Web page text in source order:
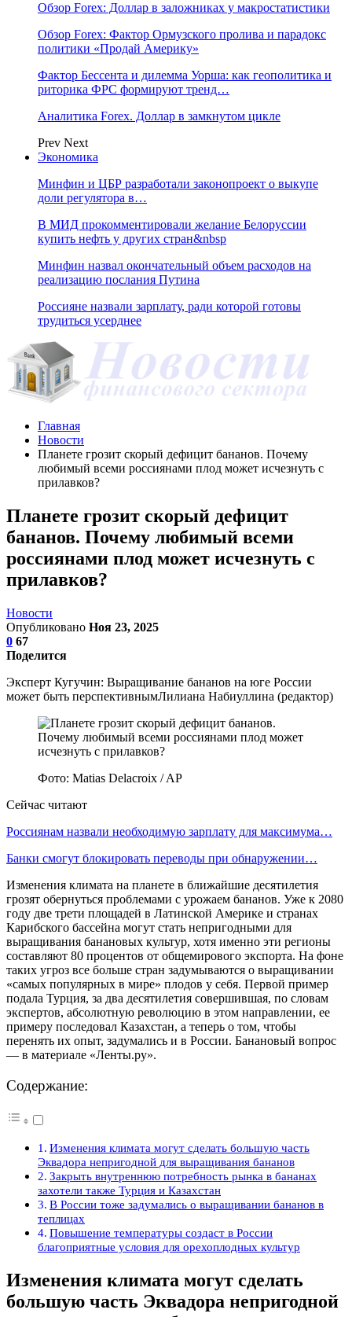
Обзор Forex: Доллар в заложниках у макростатистики
Обзор Forex: Фактор Ормузского пролива и парадокс
политики «Продай Америку»
Фактор Бессента и дилемма Уорша: как геополитика и
риторика ФРС формируют тренд…
Аналитика Forex. Доллар в замкнутом цикле
Prev Next
Экономика
Минфин и ЦБР разработали законопроект о выкупе
доли регулятора в…
В МИД прокомментировали желание Белоруссии
купить нефть у других стран&nbsp
Минфин назвал окончательный объем расходов на
реализацию послания Путина
Россияне назвали зарплату, ради которой готовы
трудиться усерднее
Главная
Новости
Планете грозит скорый дефицит бананов. Почему
любимый всеми россиянами плод может исчезнуть с
прилавков?
Планете грозит скорый дефицит
бананов. Почему любимый всеми
россиянами плод может исчезнуть с
прилавков?
Новости
Опубликовано Ноя 23, 2025
0 67
Поделится
Эксперт Кугучин: Выращивание бананов на юге России
может быть перспективнымЛилиана Набиуллина (редактор)
Фото: Matias Delacroix / AP
Сейчас читают
Россиянам назвали необходимую зарплату для максимума…
Банки смогут блокировать переводы при обнаружении…
Изменения климата на планете в ближайшие десятилетия
грозят обернуться проблемами с урожаем бананов. Уже к 2080
году две трети площадей в Латинской Америке и странах
Карибского бассейна могут стать непригодными для
выращивания банановых культур, хотя именно эти регионы
составляют 80 процентов от общемирового экспорта. На фоне
таких угроз все больше стран задумываются о выращивании
«самых популярных в мире» плодов у себя. Первой пример
подала Турция, за два десятилетия совершившая, по словам
экспертов, абсолютную революцию в этом направлении, ее
примеру последовал Казахстан, а теперь о том, чтобы
перенять их опыт, задумались и в России. Банановый вопрос
— в материале «Ленты.ру».
Содержание:
Изменения климата могут сделать большую часть
Эквадора непригодной для выращивания бананов
Закрыть внутреннюю потребность рынка в бананах
захотели также Турция и Казахстан
В России тоже задумались о выращивании бананов в
теплицах
Повышение температуры создаст в России
благоприятные условия для орехоплодных культур
Изменения климата могут сделать
большую часть Эквадора непригодной